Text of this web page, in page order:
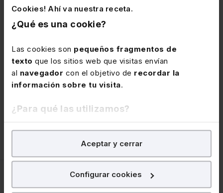
Cookies! Ahí va nuestra receta.
¿Qué es una cookie?
Las cookies son pequeños fragmentos de
texto que los sitios web que visitas envían
al navegador con el objetivo de recordar la
información sobre tu visita.
¿Para qué las utilizamos?
En Lefebvre utilizamos las cookies confines
para tratar demejorar tu experiencia
nuestra página web. También con fines publicitarios,
para poder mostrarte publicidad y contenidos de tu
Aceptar y cerrar
Configurar cookies
Consolidación de un importante cuerpo de doctrina
administración desleal
Primeros casos de aplicación del delito de corrupción
en los negocios
Junto a todo lo anterior, se lleva a cabo una
una de las materias tratadas.